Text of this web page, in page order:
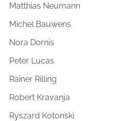
Matthias Neumann
Michel Bauwens
Nora Dornis
Peter Lucas
Rainer Rilling
Robert Kravanja
Ryszard Kotonski